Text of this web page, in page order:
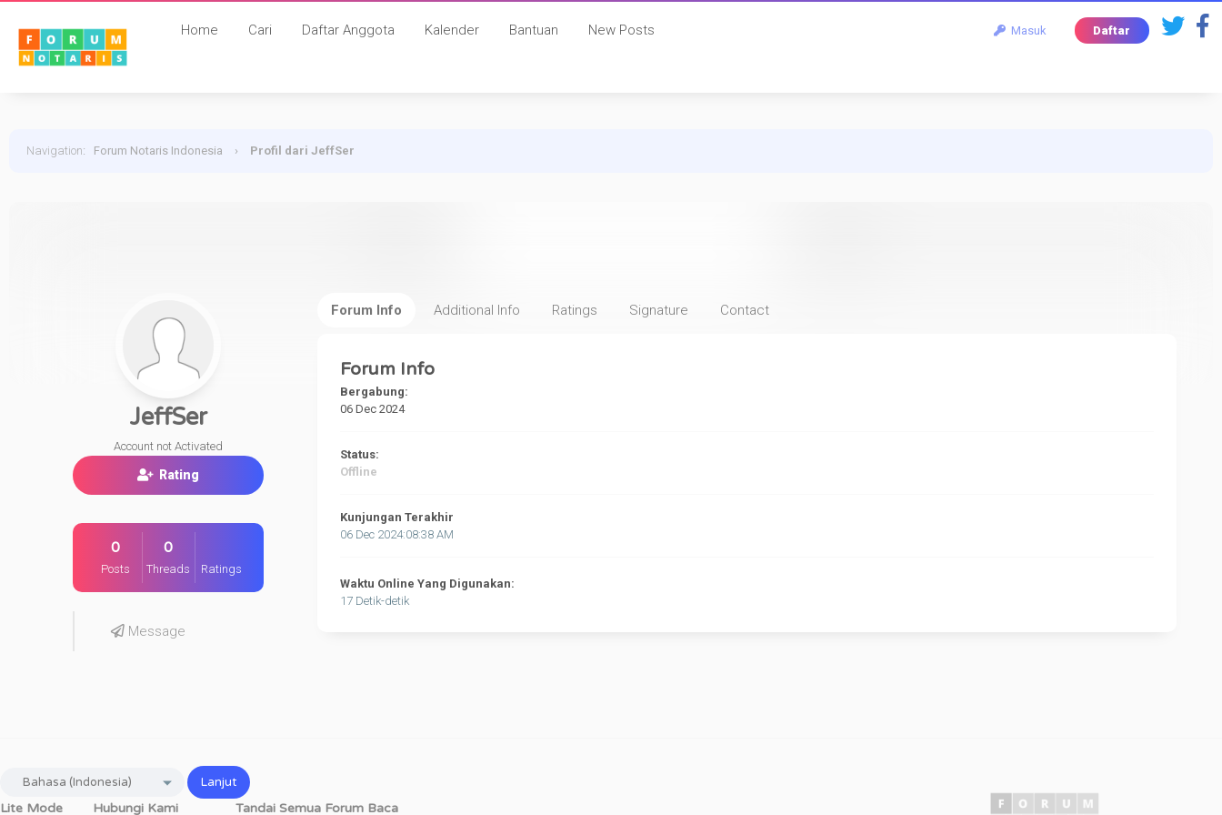
Masuk Daftar
Home Cari Daftar Anggota Kalender Bantuan New Posts
Navigation: Forum Notaris Indonesia › Profil dari JeffSer
JeffSer
Account not Activated
Rating
0
Posts
0
Threads Ratings
Message
Forum Info Additional Info Ratings Signature Contact
Forum Info
Bergabung:
06 Dec 2024
Status:
Offline
Kunjungan Terakhir
06 Dec 2024:08:38 AM
Waktu Online Yang Digunakan:
17 Detik-detik
Lite Mode Hubungi Kami Tandai Semua Forum Baca